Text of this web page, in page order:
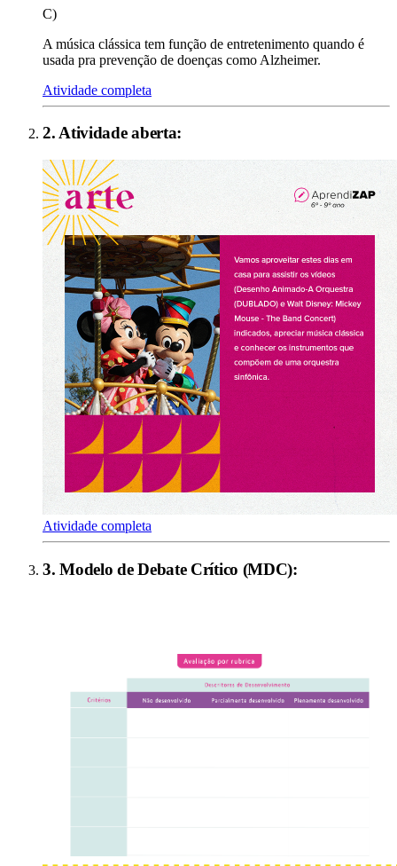
C)
A música clássica tem função de entretenimento quando é
usada pra prevenção de doenças como Alzheimer.
Atividade completa
2. Atividade aberta:
Atividade completa
3.Modelo de Debate Crítico (MDC):